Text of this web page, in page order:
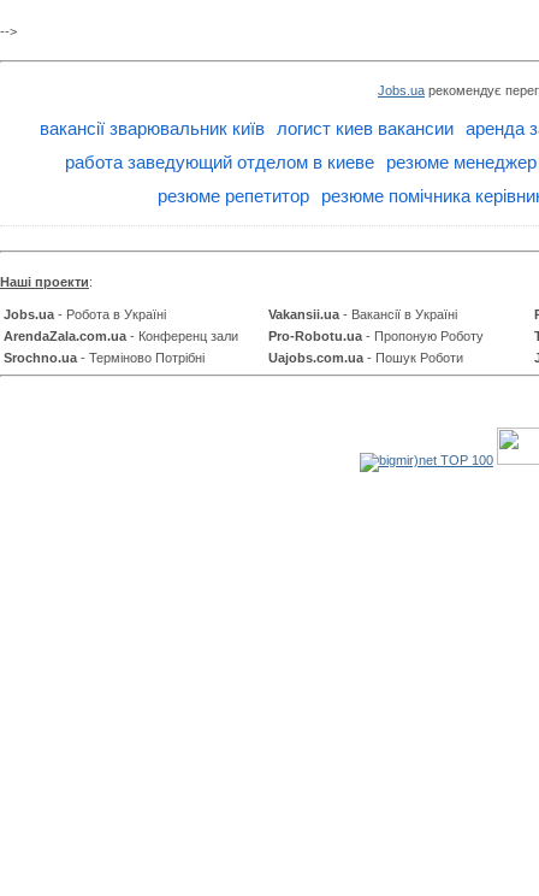
-->
Jobs.ua рекомендує
вакансії зварювальник київ логист киев вакансии аренда
работа заведующий отделом в киеве
резюме
резюме репетитор
резюме помічника
Наші проекти:
Jobs.ua - Робота в Україні Vakansii.ua - Вакансії в Україні
ArendaZala.com.ua - Конференц зали Pro-Robotu.ua - Пропоную Роботу
Srochno.ua - Терміново Потрібні Uajobs.com.ua - Пошук Роботи